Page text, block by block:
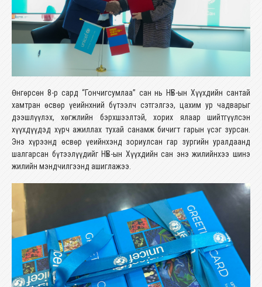
Өнгөрсөн 8-р сард “Гончигсумлаа” сан нь НҮБ-ын Хүүхдийн сантай
хамтран өсвөр үеийнхний бүтээлч сэтгэлгээ, цахим ур чадварыг
дээшлүүлэх, хөгжлийн бэрхшээлтэй, хорих ялаар шийтгүүлсэн
хүүхдүүдэд хүрч ажиллах тухай санамж бичигт гарын үсэг зурсан.
Энэ хүрээнд өсвөр үеийнхэнд зориулсан гар зургийн уралдаанд
шалгарсан бүтээлүүдийг НҮБ-ын Хүүхдийн сан энэ жилийнхээ шинэ
жилийн мэндчилгээнд ашиглажээ.